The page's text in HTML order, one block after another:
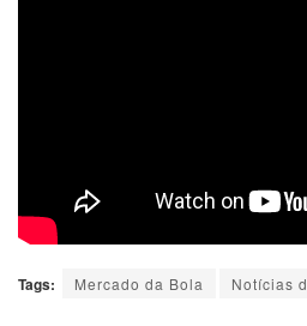
Tags: Mercado da Bola Notícias